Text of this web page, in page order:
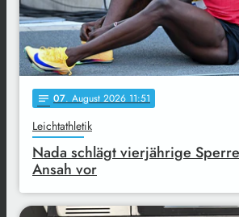
notes 07. August 2026 11:51
Leichtathletik
Nada schlägt vierjährige
Ansah vor